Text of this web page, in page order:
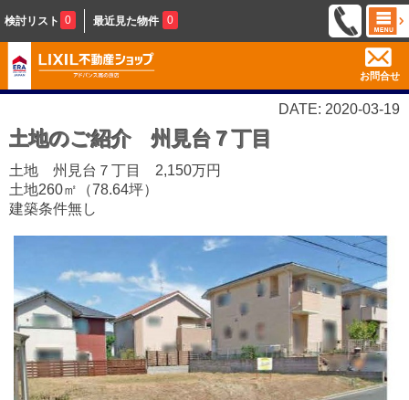
検討リスト 0 最近見た物件 0
お問合せ
DATE: 2020-03-19
土地のご紹介 州見台７丁目
土地 州見台７丁目 2,150万円
土地260㎡（78.64坪）
建築条件無し